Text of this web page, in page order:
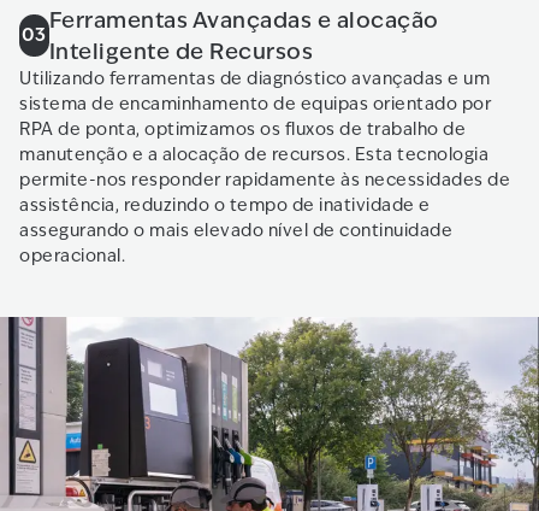
03
Ferramentas Avançadas e alocação
Inteligente de Recursos
Utilizando ferramentas de diagnóstico avançadas e um
sistema de encaminhamento de equipas orientado por
RPA de ponta, optimizamos os fluxos de trabalho de
manutenção e a alocação de recursos. Esta tecnologia
permite-nos responder rapidamente às necessidades de
assistência, reduzindo o tempo de inatividade e
assegurando o mais elevado nível de continuidade
operacional.